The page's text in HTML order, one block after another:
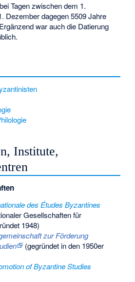
Tagen zwischen dem 1.
Dezember dagegen 5509 Jahre
war auch die Datierung
Institute,
des Études Byzantines
Gesellschaften für
1948)
zur Förderung
(gegründet in den 1950er
of Byzantine Studies